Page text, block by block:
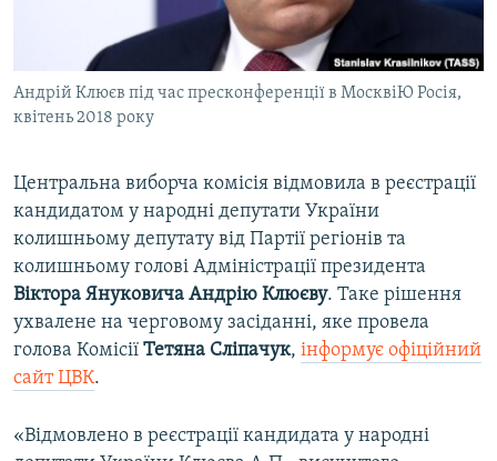
ВІДЕОУРОКИ «ELIFBE»
СВІДЧЕННЯ ОКУПАЦІЇ
УКРАЇНСЬКА ПРОБЛЕМА КРИМУ
Qırımtatar
Усі сайти RFE/RL
Андрій Клюєв під час пресконференції в МосквіЮ Росія,
квітень 2018 року
Центральна виборча комісія відмовила в реєстрації
кандидатом у народні депутати України
колишньому депутату від Партії регіонів та
колишньому голові Адміністрації президента
Віктора Януковича Андрію Клюєву. Таке рішення
ухвалене на черговому засіданні, яке провела
голова Комісії Тетяна Сліпачук, інформує офіційний
сайт ЦВК.
«Відмовлено в реєстрації кандидата у народні